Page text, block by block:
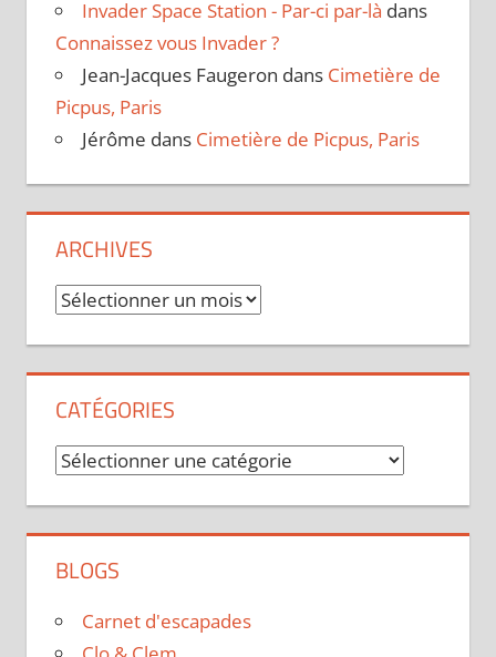
Invader Space Station - Par-ci par-là dans
Connaissez vous Invader ?
Jean-Jacques Faugeron dans Cimetière de
Picpus, Paris
Jérôme dans Cimetière de Picpus, Paris
ARCHIVES
Archives
CATÉGORIES
Catégories
BLOGS
Carnet d'escapades